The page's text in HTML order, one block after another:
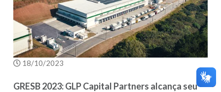
18/10/2023
GRESB 2023: GLP Capital Partners alcança seu